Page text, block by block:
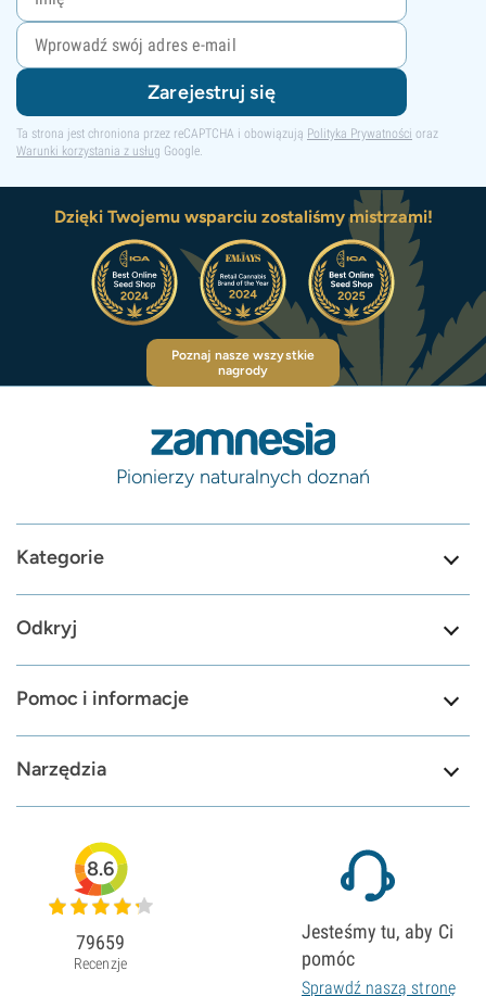
Zarejestruj się
Ta strona jest chroniona przez reCAPTCHA i obowiązują Polityka Prywatności oraz
Warunki korzystania z usług Google.
Dzięki Twojemu wsparciu zostaliśmy mistrzami!
Poznaj nasze wszystkie
nagrody
Pionierzy naturalnych doznań
Kategorie
Odkryj
Pomoc i informacje
Narzędzia
8.6
79659
Recenzje
Jesteśmy tu, aby Ci
pomóc
Sprawdź naszą stronę